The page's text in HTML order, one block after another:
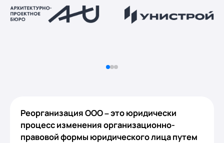
Реорганизация ООО – это юридически
процесс изменения организационно-
правовой формы юридического лица путем